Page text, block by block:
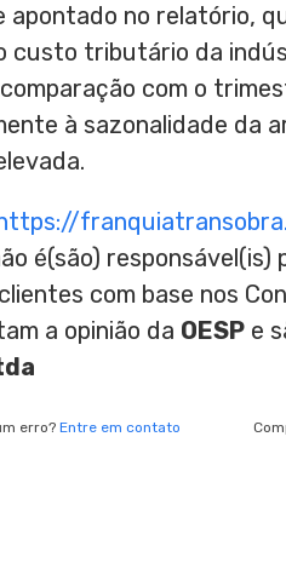
apontado no relatório,
custo tributário da
com o
à sazonalidade da
é(são)
com base nos
a opinião da OESP e
erro? Entre em contato